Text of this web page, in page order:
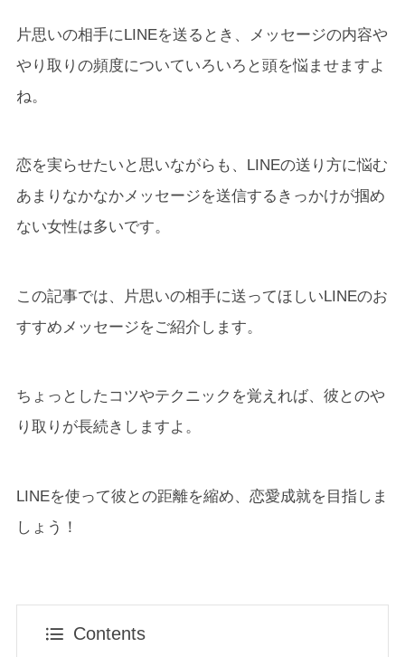
片思いの相手にLINEを送るとき、メッセージの内容や
やり取りの頻度についていろいろと頭を悩ませますよ
ね。
恋を実らせたいと思いながらも、LINEの送り方に悩む
あまりなかなかメッセージを送信するきっかけが掴め
ない女性は多いです。
この記事では、片思いの相手に送ってほしいLINEのお
すすめメッセージをご紹介します。
ちょっとしたコツやテクニックを覚えれば、彼とのや
り取りが長続きしますよ。
LINEを使って彼との距離を縮め、恋愛成就を目指しま
しょう！
Contents